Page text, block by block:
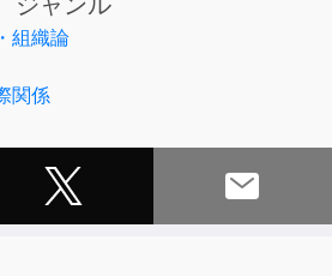
事におけるリーダーシップを検証
組織論
関係